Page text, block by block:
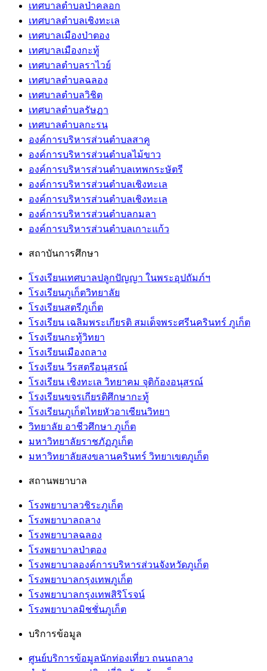
เทศบาลตำบลป่าคลอก
เทศบาลตำบลเชิงทะเล
เทศบาลเมืองป่าตอง
เทศบาลเมืองกะทู้
เทศบาลตำบลราไวย์
เทศบาลตำบลฉลอง
เทศบาลตำบลวิชิต
เทศบาลตำบลรัษฏา
เทศบาลตำบลกะรน
องค์การบริหารส่วนตำบลสาคู
องค์การบริหารส่วนตำบลไม้ขาว
องค์การบริหารส่วนตำบลเทพกระษัตรี
องค์การบริหารส่วนตำบลเชิงทะเล
องค์การบริหารส่วนตำบลเชิงทะเล
องค์การบริหารส่วนตำบลกมลา
องค์การบริหารส่วนตำบลเกาะแก้ว
สถาบันการศึกษา
โรงเรียนเทศบาลปลูกปัญญา ในพระอุปถัมภ์ฯ
โรงเรียนภูเก็ตวิทยาลัย
โรงเรียนสตรีภูเก็ต
โรงเรียน เฉลิมพระเกียรติ สมเด็จพระศรีนครินทร์ ภูเก็ต
โรงเรียนกะทู้วิทยา
โรงเรียนเมืองถลาง
โรงเรียน วีรสตรีอนุสรณ์
โรงเรียน เชิงทะเล วิทยาคม จุติก้องอนุสรณ์
โรงเรียนขจรเกียรติศึกษากะทู้
โรงเรียนภูเก็ตไทยหัวอาเซียนวิทยา
วิทยาลัย อาชีวศึกษา ภูเก็ต
มหาวิทยาลัยราชภัฏภูเก็ต
มหาวิทยาลัยสงขลานครินทร์ วิทยาเขตภูเก็ต
สถานพยาบาล
โรงพยาบาลวชิระภูเก็ต
โรงพยาบาลถลาง
โรงพยาบาลฉลอง
โรงพยาบาลป่าตอง
โรงพยาบาลองค์การบริหารส่วนจังหวัดภูเก็ต
โรงพยาบาลกรุงเทพภูเก็ต
โรงพยาบาลกรุงเทพสิริโรจน์
โรงพยาบาลมิชชั่นภูเก็ต
บริการข้อมูล
ศูนย์บริการข้อมูลนักท่องเที่ยว ถนนถลาง